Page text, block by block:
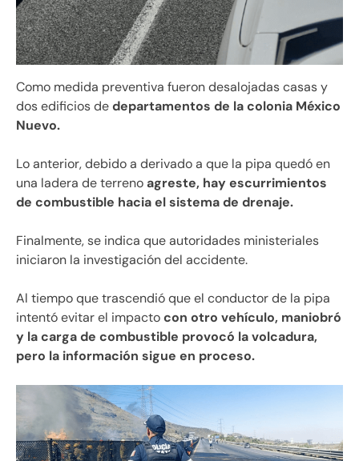
Como medida preventiva fueron desalojadas casas y
dos edificios dedepartamentos de la colonia México
Nuevo.
Lo anterior, debido a derivado a que la pipa quedó en
una ladera de terrenoagreste, hay escurrimientos
de combustible hacia el sistema de drenaje.
Finalmente, se indica que autoridades ministeriales
iniciaron la investigación del accidente.
Al tiempo que trascendió que el conductor de la pipa
intentó evitar el impactocon otro vehículo, maniobró
y la carga de combustible provocó la volcadura,
pero la información sigue en proceso.